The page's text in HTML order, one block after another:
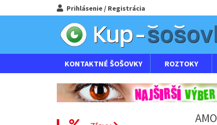
Prihlásenie / Registrácia
KONTAKTNÉ ŠOŠOVKY ROZTOKY
AMO